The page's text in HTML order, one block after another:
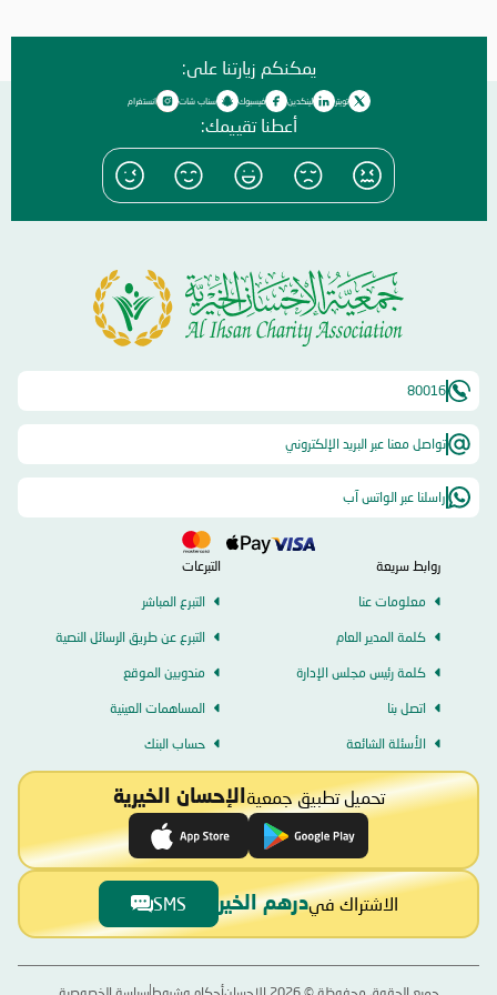
المطلوبة و سبل الدعم و التيسير ، و هو الأمر الذي نعمل من خلاله و نسعي
إلي استكماله بفضل دعمكم و تعاونكم الدائم . و أضاف الشيخ عبد العزيز :
نستذكر معاً الآن العام الماضي ٢٠٢٢ و نري ما كان فيه من تحديات و إنجازات
، لندرك بأننا نسير علي الطريق الصحيح ، مؤكداً أن العمل الخيري المستدام في
عمقه يسعى إلى تمكين الأفراد و نصرتهم حتى يتمكنوا من الإسهام بشكل
فعّال في خدمة المجتمع ، و في تطوير أنفسهم و قدراتهم من أجل خلق
واقعٍ معيشي أفضل … و قال : نؤكد استمرارية العمل الخيري المستدام النافع
و ضرورته القصوى ، حتى نعمل معاً في رفعة أفراد مجتمعنا بكافة فئاته. من
من تحقيق المستهدفات التي وضعتها نصب عينيها ، و استطاعت الوصول إلي
الفئات الأكثر ضعفاً في المجتمع ، مشيراً إلي أن الأهمية القصوى هي دعم
من يحتاج إلي عون و مساندة. و قال : إن هذا ليس كل شيء ، فنحن نسعي
الخيري ، و تنفيذ خطط الجمعية الاستراتيجية ، و توسيع قاعدة المستفيدين ، و
إيجاد آليات. للوصول إلي الفئات المستحقة. و تخلل الاجتماع مناقشات هدفت
إلى تبادل الأفكار و تلقي الملاحظات من أعضاء الجمعية العمومية ؛ بهدف
التطوير و الابتكار ، و التقدم بالمستوي إلي مراتب متقدمة. و في ختام
الاجتماع ، وجه الشيخ راشد بن محمد بن علي بن راشد النعيمي ، الشكر لجنود
الخير ، الذين وقفوا علي حاجات الناس و لبّوها ، مبدياً سعادته من النتائج التي
تبشر بمستقبل أكثر عطاءً يساهم في الأعمال الخيرية و الإنسانية بشكل فاعل.
يمكنكم زيارتنا على:
تويتر لينكدين فيسبوك سناب شات انستغرام
أعطنا تقييمك:
80016
تواصل معنا عبر البريد الإلكتروني
راسلنا عبر الواتس آب
روابط سريعة
معلومات عنا
كلمة المدير العام
كلمة رئيس مجلس الإدارة
اتصل بنا
الأسئلة الشائعة
التبرعات
التبرع المباشر
التبرع عن طريق الرسائل النصية
مندوبين الموقع
المساهمات العينية
حساب البنك
تحميل تطبيق جمعية الإحسان الخيرية
الاشتراك فيدرهم الخير SMS